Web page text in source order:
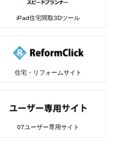
iPad住宅間取3Dツール
住宅・リフォームサイト
07ユーザー専用サイト